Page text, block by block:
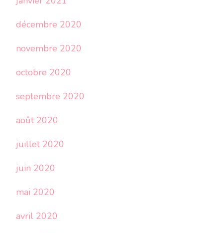
décembre 2020
novembre 2020
octobre 2020
septembre 2020
août 2020
juillet 2020
juin 2020
mai 2020
avril 2020